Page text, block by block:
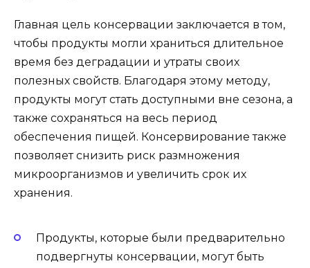
Главная цель консервации заключается в том,
чтобы продукты могли храниться длительное
время без деградации и утраты своих
полезных свойств. Благодаря этому методу,
продукты могут стать доступными вне сезона, а
также сохраняться на весь период
обеспечения пищей. Консервирование также
позволяет снизить риск размножения
микроорганизмов и увеличить срок их
хранения.
Продукты, которые были предварительно
подвергнуты консервации, могут быть